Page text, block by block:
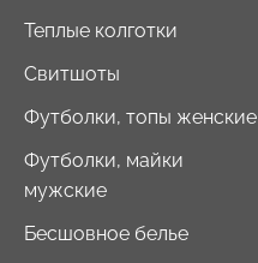
Теплые колготки
Свитшоты
Футболки, топы женские
Футболки, майки
мужские
Бесшовное белье